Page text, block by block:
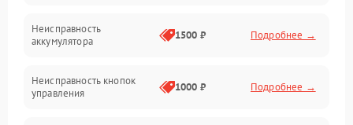
Неисправность
аккумулятора
1500 ₽ Подробнее →
Неисправность кнопок
управления
1000 ₽ Подробнее →